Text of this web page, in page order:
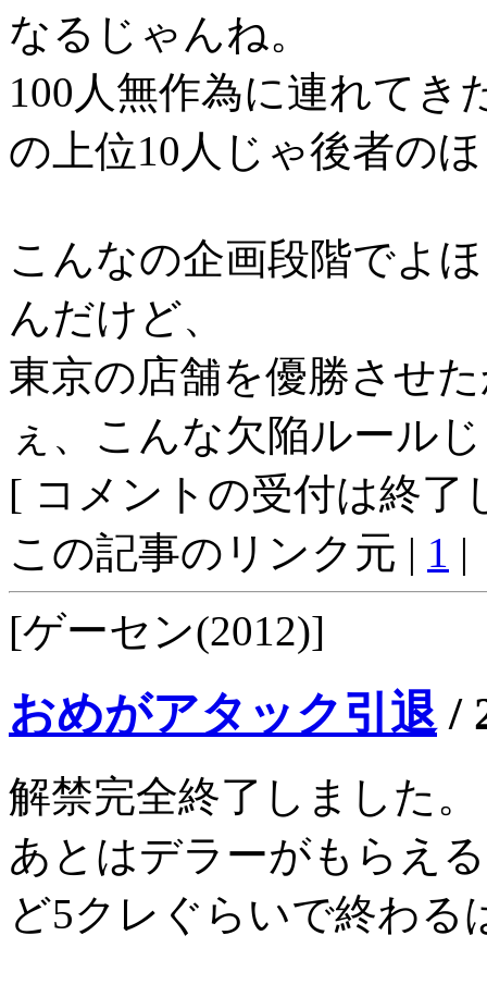
なるじゃんね。
100人無作為に連れてき
の上位10人じゃ後者の
こんなの企画段階でよ
んだけど、
東京の店舗を優勝させ
ぇ、こんな欠陥ルール
[ コメントの受付は終了
この記事のリンク元 | 1 |
[ゲーセン(2012)]
おめがアタック引退/
解禁完全終了しました。
あとはデラーがもらえ
ど5クレぐらいで終わる